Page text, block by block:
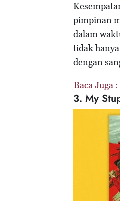
pimpinan
dalam
tidak
dengan
Baca Juga :
3. My